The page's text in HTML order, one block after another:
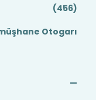
(456)
Otogarı
—